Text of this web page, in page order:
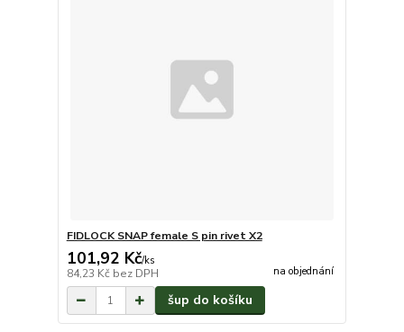
FIDLOCK SNAP female S pin rivet X2
101,92 Kč/ks
84,23 Kč bez DPH na objednání
šup do košíku